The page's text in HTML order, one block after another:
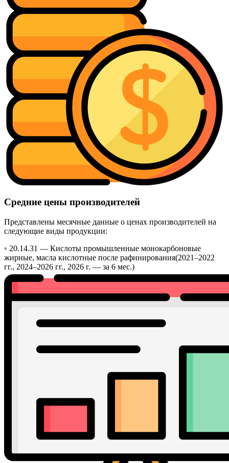
Средние цены производителей
Представлены месячные данные о ценах производителей на
следующие виды продукции:
◦ 20.14.31 — Кислоты промышленные монокарбоновые
жирные, масла кислотные после рафинирования(2021–2022
гг., 2024–2026 гг., 2026 г. — за 6 мес.)